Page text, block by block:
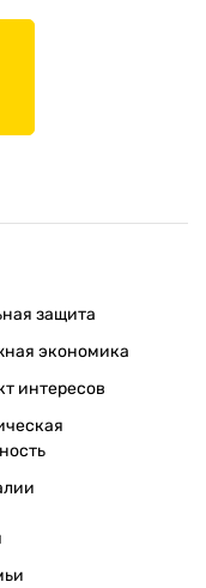
защита
экономика
интересов